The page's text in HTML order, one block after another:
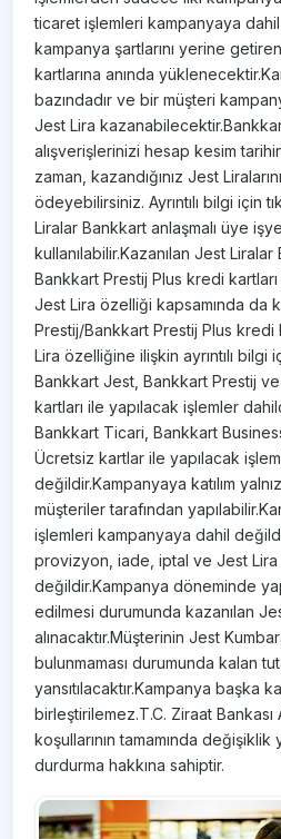
ticaret işlemleri kampanyaya
kampanya şartlarını yerine
kartlarına anında
bazındadır ve bir müşteri
Jest Lira
alışverişlerinizi hesap kesim
zaman, kazandığınız Jest
ödeyebilirsiniz. Ayrıntılı bilgi için
Liralar Bankkart anlaşmalı üye
kullanılabilir.Kazanılan Jest
Bankkart Prestij Plus kredi
Jest Lira özelliği kapsamında da
Prestij/Bankkart Prestij Plus kredi
Lira özelliğine ilişkin ayrıntılı bilgi
Bankkart Jest, Bankkart Prestij
kartları ile yapılacak işlemler
Bankkart Ticari, Bankkart
Ücretsiz kartlar ile yapılacak
değildir.Kampanyaya katılım
müşteriler tarafından
işlemleri kampanyaya dahil
provizyon, iade, iptal ve Jest Lira
değildir.Kampanya döneminde
edilmesi durumunda kazanılan
alınacaktır.Müşterinin Jest
bulunmaması durumunda kalan
yansıtılacaktır.Kampanya başka
birleştirilemez.T.C. Ziraat Bankası
koşullarının tamamında
durdurma hakkına sahiptir.